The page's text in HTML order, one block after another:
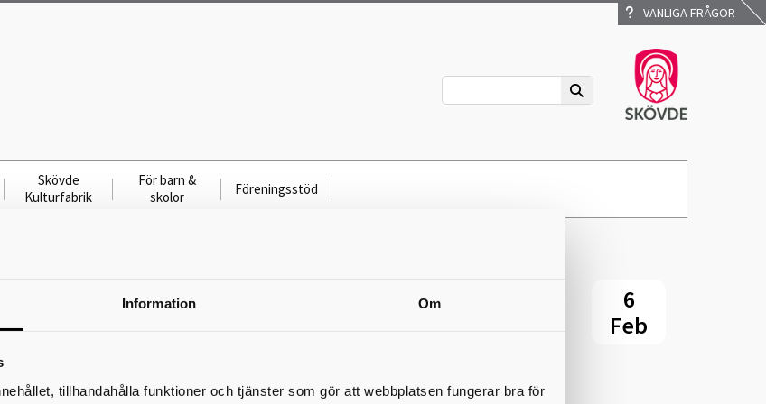
Information Om
tillhandahålla funktioner och tjänster som gör att webbplatsen fungerar bra för
VANLIGA FRÅGOR
Skövde
Kulturfabrik
För barn &
skolor
Föreningsstöd
6
Feb
stor dos humor och några visor.